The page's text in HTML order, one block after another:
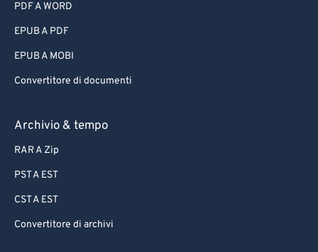
PDF A WORD
EPUB A PDF
EPUB A MOBI
Convertitore di documenti
Archivio & tempo
RAR A Zip
PST A EST
CST A EST
Convertitore di archivi